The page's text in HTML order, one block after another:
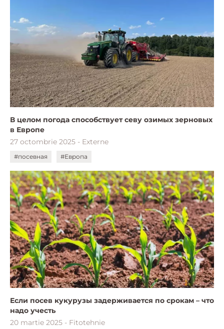
В целом погода способствует севу озимых зерновых
в Европе
27 octombrie 2025 - Externe
#посевная #Европа
Если посев кукурузы задерживается по срокам – что
надо учесть
20 martie 2025 - Fitotehnie